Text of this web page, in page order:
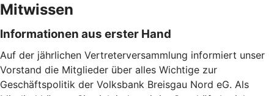
Mitwissen
Informationen aus erster Hand
Auf der jährlichen Vertreterversammlung informiert unser
Vorstand die Mitglieder über alles Wichtige zur
Geschäftspolitik der Volksbank Breisgau Nord eG. Als